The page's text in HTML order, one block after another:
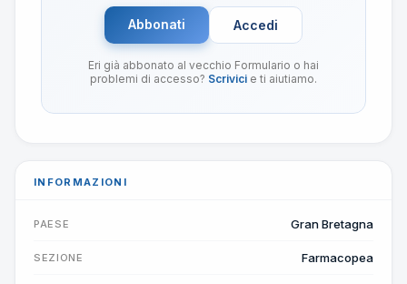
Abbonati Accedi
Eri già abbonato al vecchio Formulario o hai
problemi di accesso? Scrivici e ti aiutiamo.
INFORMAZIONI
PAESE Gran Bretagna
SEZIONE Farmacopea